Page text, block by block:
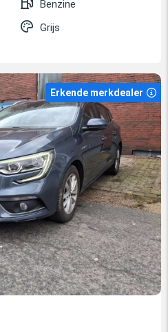
Benzine
Grijs
Erkende merkdealer